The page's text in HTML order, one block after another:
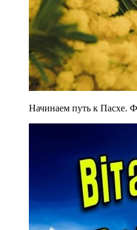
Начинаем путь к Пасхе.